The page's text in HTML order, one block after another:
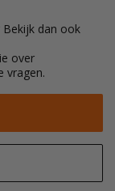
Bekijk dan ook
over
vragen.